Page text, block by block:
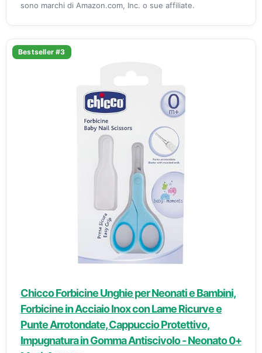
sono marchi di Amazon.com, Inc. o sue affiliate.
Bestseller #3
Chicco Forbicine Unghie per Neonati e Bambini,
Forbicine in Acciaio Inox con Lame Ricurve e
Punte Arrotondate, Cappuccio Protettivo,
Impugnatura in Gomma Antiscivolo - Neonato 0+